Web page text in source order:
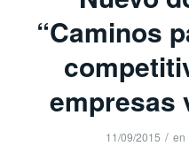
“Caminos
empresas
11/09/2015 / en